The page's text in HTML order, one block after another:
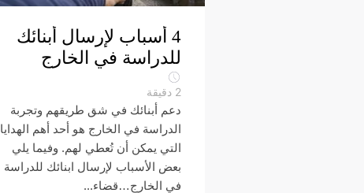
4 أسباب لإرسال أبنائك
للدراسة في الخارج
2 دقيقة
دعم أبنائك في شق طريقهم وتجربة
الدراسة في الخارج هو أحد أهم الهدايا
التي يمكن أن تُعطي لهم. وفيما يلي
بعض الأسباب لإرسال ابنائك للدراسة
في الخارج…قضاء...